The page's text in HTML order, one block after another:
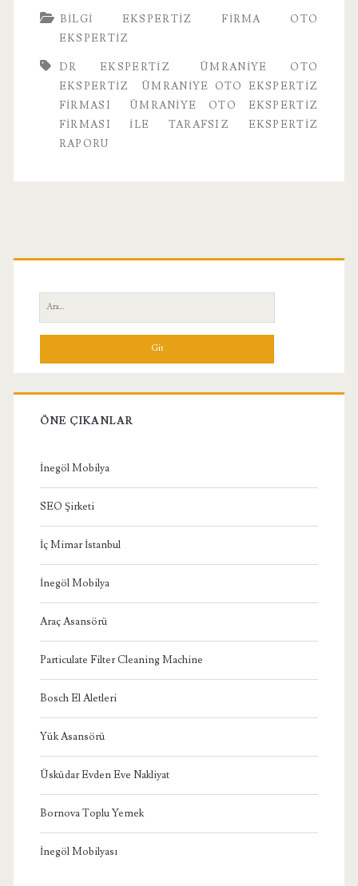
BILGI EKSPERTIZ FIRMA
OTO
EKSPERTIZ
DR EKSPERTIZ
ÜMRANIYE OTO
EKSPERTIZ
ÜMRANIYE OTO EKSPERTIZ
FIRMASI
ÜMRANIYE OTO EKSPERTIZ
FIRMASI ILE TARAFSIZ EKSPERTIZ
RAPORU
Birincil
Yan
Menü
Ara:
ÖNE ÇIKANLAR
İnegöl Mobilya
SEO Şirketi
İç Mimar İstanbul
İnegöl Mobilya
Araç Asansörü
Particulate Filter Cleaning Machine
Bosch El Aletleri
Yük Asansörü
Üsküdar Evden Eve Nakliyat
Bornova Toplu Yemek
İnegöl Mobilyası